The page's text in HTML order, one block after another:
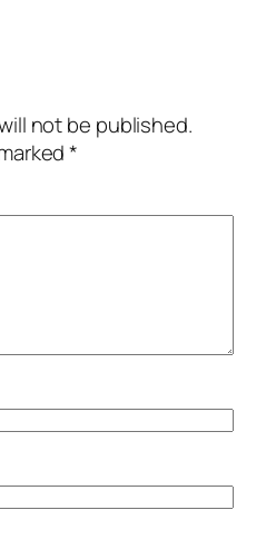
not be published.
*